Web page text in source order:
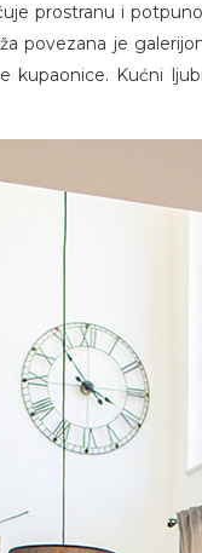
prostranu i
povezana je
kupaonice. Kućni